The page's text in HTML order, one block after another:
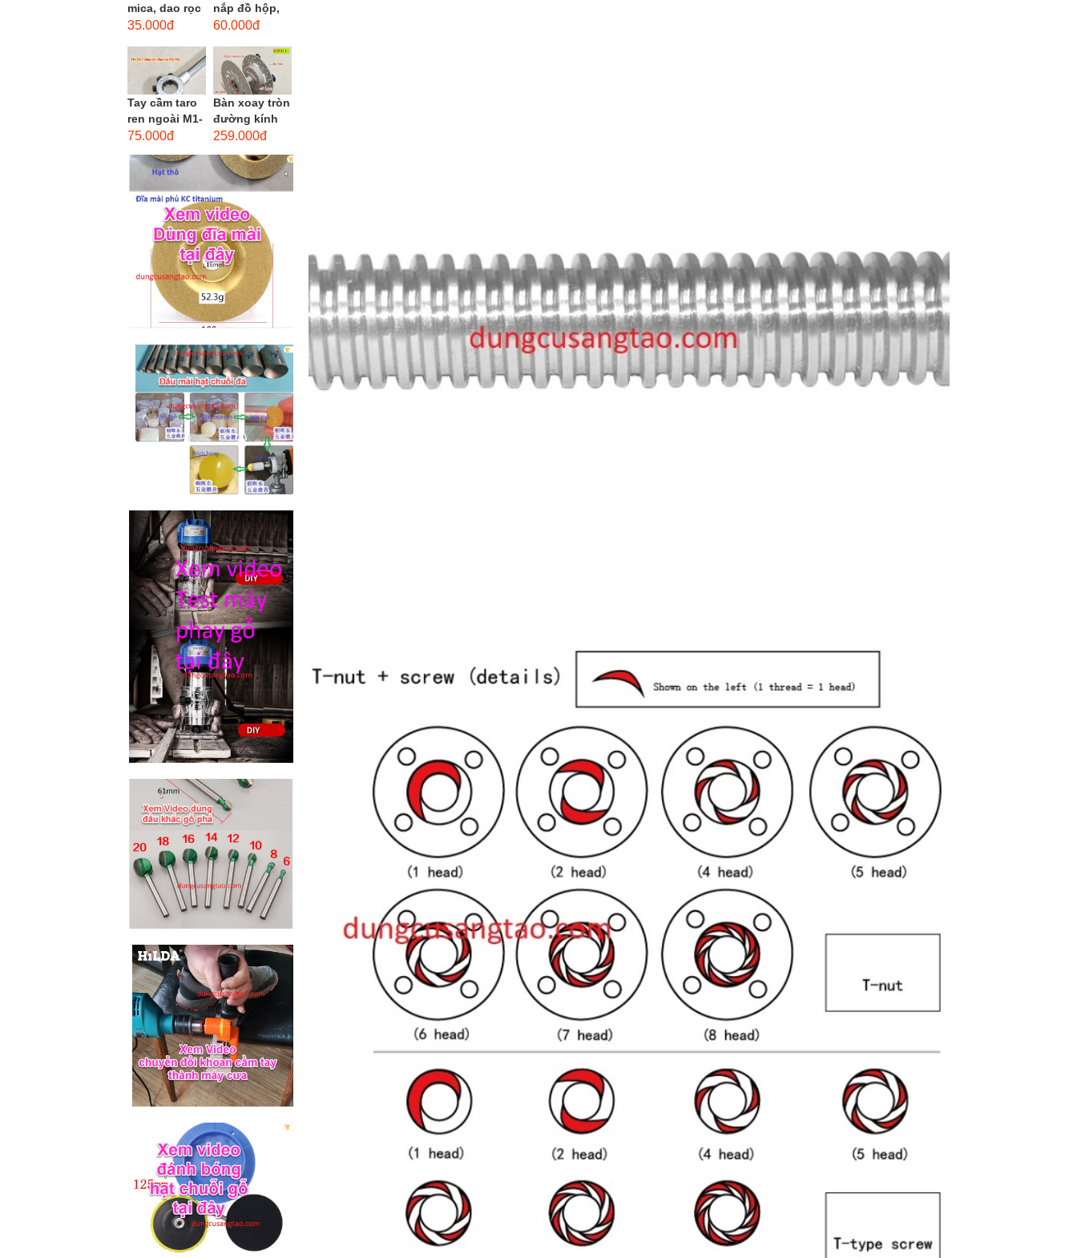
mica, dao rọc
cáp hình
35.000đ
nắp đồ hộp,
mở nắp lon
đường kính...
60.000đ
Tay cầm taro
ren ngoài M1-
M1.8 (mã
vặn Bàn ren
75.000đ
Bàn xoay tròn
đường kính
22cm bằng
259.000đ